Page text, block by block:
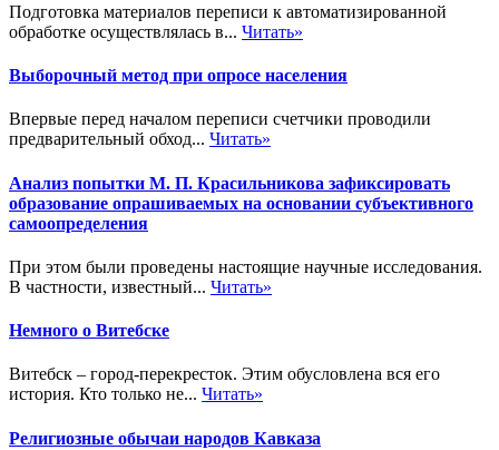
Подготовка материалов переписи к автоматизированной
обработке осуществлялась в... Читать»
Выборочный метод при опросе населения
Впервые перед началом переписи счетчики проводили
предварительный обход... Читать»
Анализ попытки М. П. Красильникова зафиксировать
образование опрашиваемых на основании субъективного
самоопределения
При этом были проведены настоящие научные исследования.
В частности, известный... Читать»
Немного о Витебске
Витебск – город-перекресток. Этим обусловлена вся его
история. Кто только не... Читать»
Религиозные обычаи народов Кавказа